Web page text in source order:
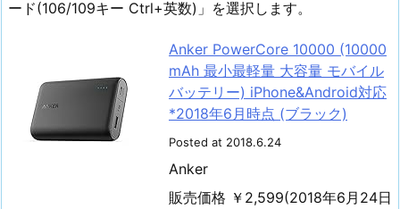
ード(106/109キー Ctrl+英数)」を選択します。
Anker PowerCore 10000 (10000
mAh 最小最軽量 大容量 モバイル
バッテリー) iPhone&Android対応
*2018年6月時点 (ブラック)
Posted at 2018.6.24
Anker
販売価格 ￥2,599(2018年6月24日